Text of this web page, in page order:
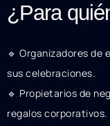
¿Para
🔹 Organizadores de
sus celebraciones.
🔹 Propietarios de
regalos corporativos.